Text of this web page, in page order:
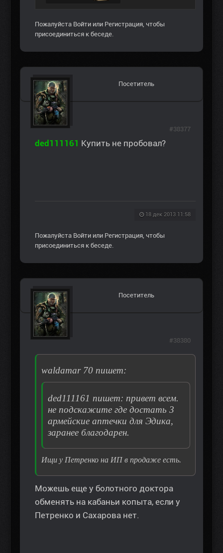
Пожалуйста Войти или Регистрация, чтобы
присоединиться к беседе.
Посетитель
ded111161 Купить не пробовал?
18 дек 2013 11:58
#38377
Пожалуйста Войти или Регистрация, чтобы
присоединиться к беседе.
Посетитель
waldamar 70 пишет:
ded111161 пишет: привет всем.
не подскажите где достать 3
армейские аптечки для Эдика,
заранее благодарен.
Ищи у Петренко на ИП в продаже есть.
Можешь еще у болотного доктора
обменять на кабаньи копыта, если у
Петренко и Сахарова нет.
#38380